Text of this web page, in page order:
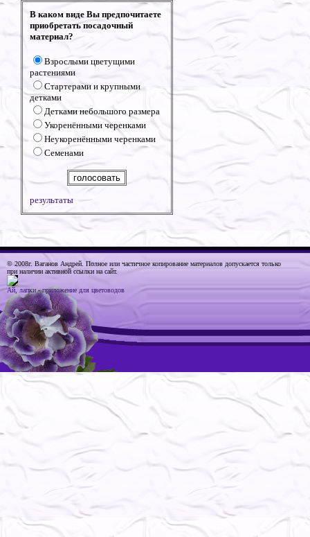
В каком виде Вы предпочитаете
приобретать посадочный
материал?
Взрослыми цветущими
растениями
Стартерами и крупными
детками
Детками небольшого размера
Укоренёнными черенками
Неукоренёнными черенками
Семенами
результаты
© 2008г. Ваганов Андрей . Полное или частичное копирование материалов допускается только
при наличии активной ссылки на сайт.
Ай, лапки - приложение для цветоводов